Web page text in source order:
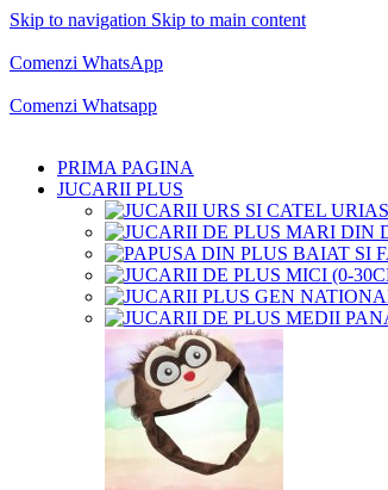
Skip to navigation Skip to main content
Comenzi WhatsApp
Comenzi Whatsapp
PRIMA PAGINA
JUCARII PLUS